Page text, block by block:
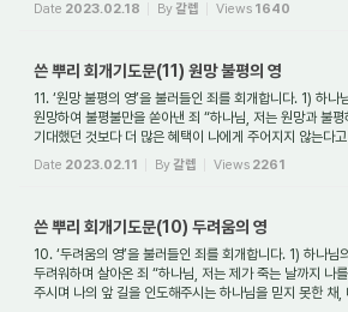
Date 2023.02.18 By갈렙 Views 1640
쓴 뿌리 회개기도문(11) 원망 불평의 영
11. ‘원망 불평의 영’을 불러들인 죄를 회개합니다. 1) 하나
원망하여 불평불만을 쏟아낸 죄 “하나님, 저는 원망과 불
기대했던 것보다 더 많은 혜택이 나에게 주어지지 않는다
불평했습...
Date 2023.02.11 By갈렙 Views 2261
쓴 뿌리 회개기도문(10) 두려움의 영
10. ‘두려움의 영’을 불러들인 죄를 회개합니다. 1) 하나님
두려워하며 살아온 죄 “하나님, 저는 제가 죽는 날까지 나
주시며 나의 앞 길을 인도해주시는 하나님을 믿지 못한 채